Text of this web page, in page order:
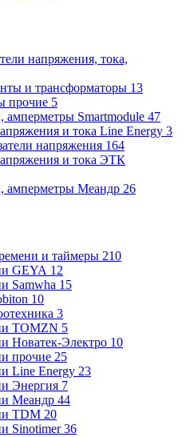
напряжения, тока,
и трансформаторы 13
прочие 5
амперметры Smartmodule 47
и тока Line Energy 3
напряжения 164
и тока ЭТК
амперметры Меандр 26
и таймеры 210
GEYA 12
Samwha 15
10
3
TOMZN 5
Новатек-Электро 10
прочие 25
Line Energy 23
Энергия 7
Меандр 44
TDM 20
Sinotimer 36